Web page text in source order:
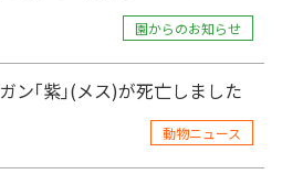
園からのお知らせ
ン｢紫｣(メス)が死亡しました
動物ニュース